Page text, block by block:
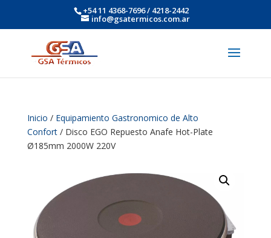
+54 11 4368-7696 / 4218-2442
info@gsatermicos.com.ar
Inicio / Equipamiento Gastronomico de Alto
Confort/ Disco EGO Repuesto Anafe Hot-Plate
Ø185mm 2000W 220V